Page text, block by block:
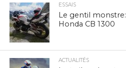
ESSAIS
Le gentil
Honda CB 1300
ACTUALITÉS